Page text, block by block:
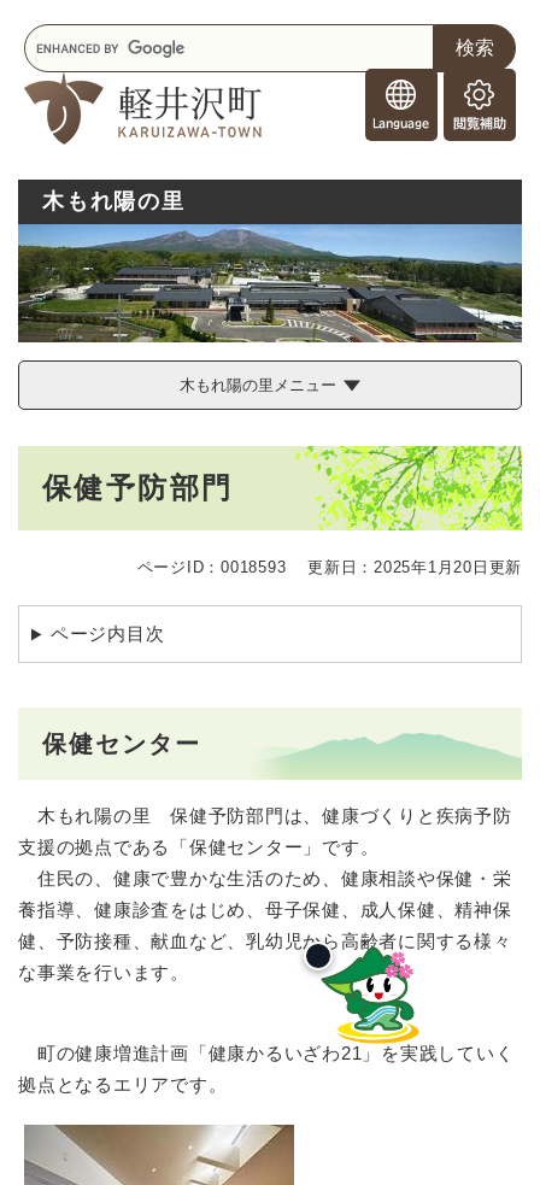
o
e
i
g
n
e
r
閲
覧
キ
ー
ワ
木もれ陽の里
木もれ陽の里メニュー
保健予防部門
ページID：0018593 更新日：2025年1月20日更新
ページ内目次
保健センター
木もれ陽の里 保健予防部門は、健康づくりと疾病予防
支援の拠点である「保健センター」です。
住民の、健康で豊かな生活のため、健康相談や保健・栄
養指導、健康診査をはじめ、母子保健、成人保健、精神保
健、予防接種、献血など、乳幼児から高齢者に関する様々
な事業を行います。
町の健康増進計画「健康かるいざわ21」を実践していく
拠点となるエリアです。